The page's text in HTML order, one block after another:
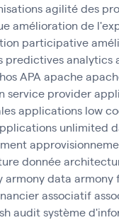
agilité des
amélioration de
participative
predictivesanalytics
APA apache
service provider
applications low
unlimited
donnée
armony data armony
associatif
audit système